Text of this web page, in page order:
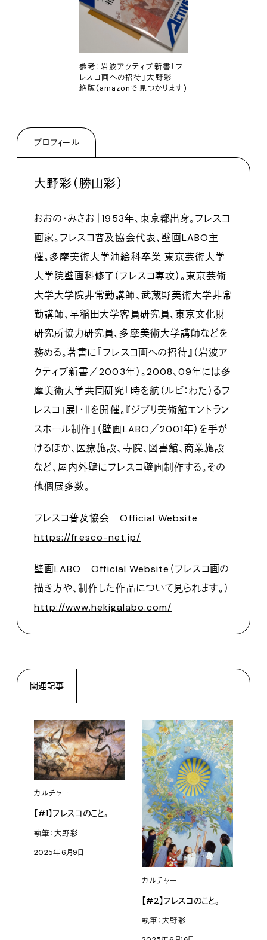
参考：岩波アクティブ新書「フ
レスコ画への招待」大野彩
絶版(amazonで見つかります)
プロフィール
大野彩（勝山彩）
おおの・みさお｜1953年、東京都出身。フレスコ
画家。フレスコ普及協会代表、壁画LABO主
催。多摩美術大学油絵科卒業 東京芸術大学
大学院壁画科修了（フレスコ専攻）。東京芸術
大学大学院非常勤講師、武蔵野美術大学非常
勤講師、早稲田大学客員研究員、東京文化財
研究所協力研究員、多摩美術大学講師などを
務める。著書に『フレスコ画への招待』（岩波ア
クティブ新書／2003年）。2008、09年には多
摩美術大学共同研究「時を航（ルビ：わた）るフ
レスコ」展Ⅰ・Ⅱを開催。『ジブリ美術館エントラン
スホール制作』（壁画LABO／2001年）を手が
けるほか、医療施設、寺院、図書館、商業施設
など、屋内外壁にフレスコ壁画制作する。その
他個展多数。
フレスコ普及協会 Official Website
https://fresco-net.jp/
壁画LABO Official Website（フレスコ画の
描き方や、制作した作品について見られます。）
http://www.hekigalabo.com/
関連記事
カルチャー
【#1】フレスコのこと。
執筆：大野彩
2025年6月9日
カルチャー
【#2】フレスコのこと。
執筆：大野彩